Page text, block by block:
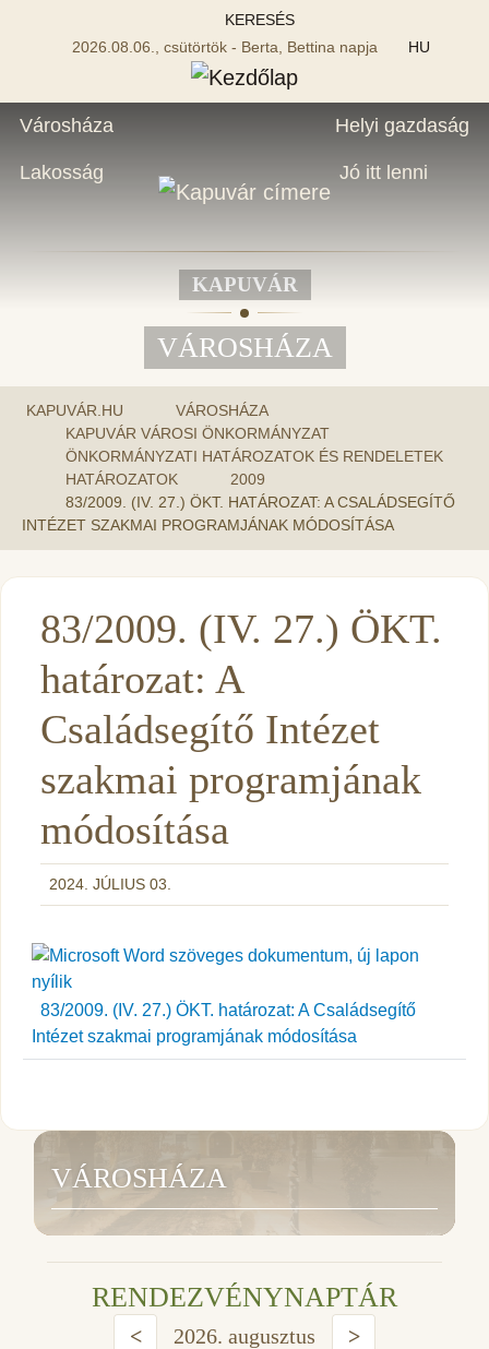
KERESÉS
2026.08.06., csütörtök - Berta, Bettina napja
HU
Városháza
Lakosság
Helyi gazdaság
Jó itt lenni
KAPUVÁR
VÁROSHÁZA
KAPUVÁR.HU
VÁROSHÁZA
KAPUVÁR VÁROSI ÖNKORMÁNYZAT
ÖNKORMÁNYZATI HATÁROZATOK ÉS RENDELETEK
HATÁROZATOK
2009
83/2009. (IV. 27.) ÖKT. HATÁROZAT: A CSALÁDSEGÍTŐ
INTÉZET SZAKMAI PROGRAMJÁNAK MÓDOSÍTÁSA
83/2009. (IV. 27.) ÖKT.
határozat: A
Családsegítő Intézet
szakmai programjának
módosítása
2024. JÚLIUS 03.
83/2009. (IV. 27.) ÖKT. határozat: A Családsegítő
Intézet szakmai programjának módosítása
VÁROSHÁZA
RENDEZVÉNYNAPTÁR
< 2026. augusztus >